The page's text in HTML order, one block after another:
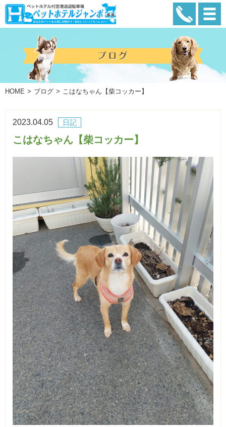
HOME ブログ こはなちゃん【柴コッカー】
日記
2023.04.05
こはなちゃん【柴コッカー】